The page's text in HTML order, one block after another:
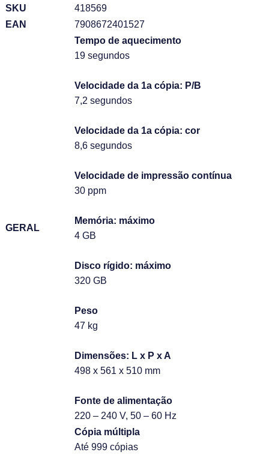
SKU
418569
EAN
7908672401527
GERAL
Tempo de aquecimento
19 segundos
Velocidade da 1a cópia: P/B
7,2 segundos
Velocidade da 1a cópia: cor
8,6 segundos
Velocidade de impressão contínua
30 ppm
Memória: máximo
4 GB
Disco rígido: máximo
320 GB
Peso
47 kg
Dimensões: L x P x A
498 x 561 x 510 mm
Fonte de alimentação
220 – 240 V, 50 – 60 Hz
Cópia múltipla
Até 999 cópias